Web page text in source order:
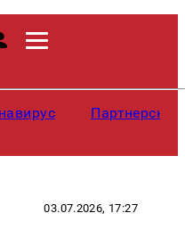
03.07.2026, 17:27